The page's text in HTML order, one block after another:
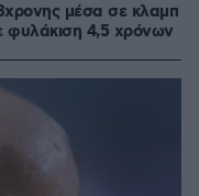
μέσα σε κλαμπ
φυλάκιση 4,5 χρόνων